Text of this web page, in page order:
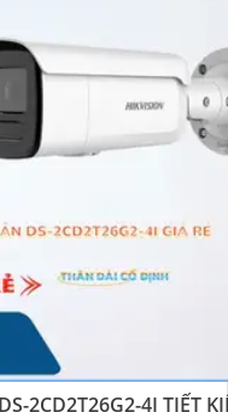
2CD2T26G2-4I TIẾT